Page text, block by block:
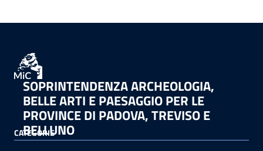
SOPRINTENDENZA ARCHEOLOGIA,
BELLE ARTI E PAESAGGIO PER LE
PROVINCE DI PADOVA, TREVISO E
BELLUNO
CATEGORIE